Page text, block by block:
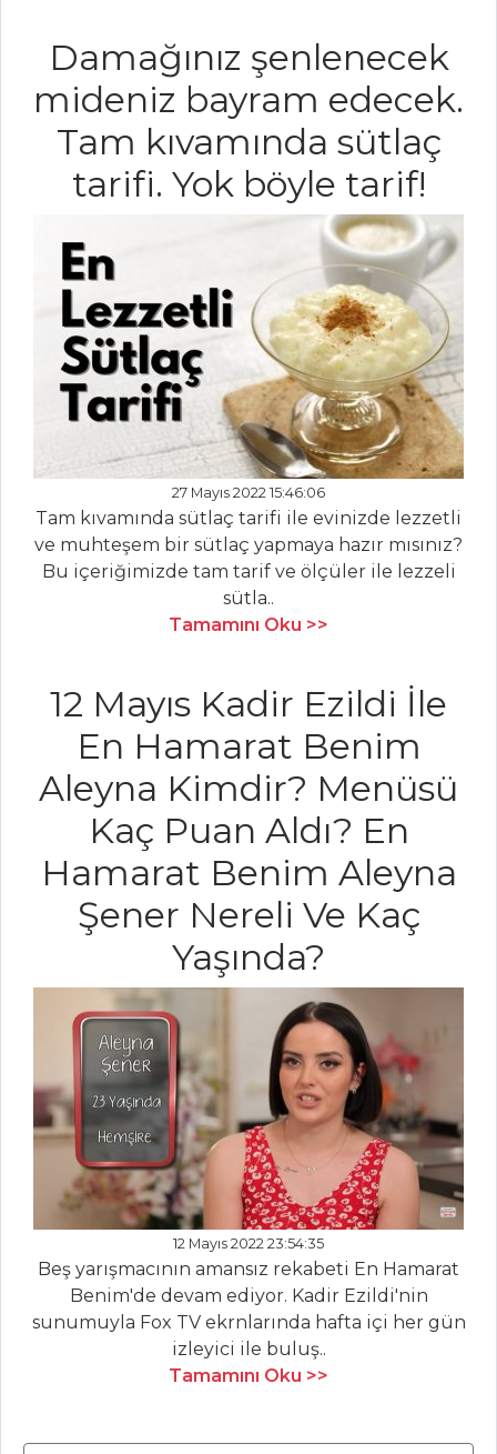
Lazanya
DUVAKLI PİLAV
Sebzeli Kepekli
Fit Makarna
Tüm Tarifleri
SALATALAR
Bal Kabaklı
Salata
OTLU KURU
BÖRÜLCE
Hellim Peynirli
Salata
Salatalar Tüm
HAMUR İŞLERI
KALÇUNYA
Elmalı Kurabiye
BOYOZ
Hamur İşleri Tüm
Tarifleri
YEMEKLERI
Patatesli Pay
Fırında Baharatlı
Patates
Etli Bezelye
Sebze Yemekleri
Tüm Tarifleri
MASTERCHEF
Lezzetli Ciğer Şiş
Nasıl Yapılır? Püf
Damağınız şenlenecek
mideniz bayram edecek.
Tam kıvamında sütlaç
tarifi. Yok böyle tarif!
27 Mayıs 2022 15:46:06
Tam kıvamında sütlaç tarifi ile evinizde lezzetli
ve muhteşem bir sütlaç yapmaya hazır mısınız?
Bu içeriğimizde tam tarif ve ölçüler ile lezzeli
sütla..
Tamamını Oku >>
12 Mayıs Kadir Ezildi İle
En Hamarat Benim
Aleyna Kimdir? Menüsü
Kaç Puan Aldı? En
Hamarat Benim Aleyna
Şener Nereli Ve Kaç
Yaşında?
12 Mayıs 2022 23:54:35
Beş yarışmacının amansız rekabeti En Hamarat
Benim'de devam ediyor. Kadir Ezildi'nin
sunumuyla Fox TV ekrnlarında hafta içi her gün
izleyici ile buluş..
Tamamını Oku >>